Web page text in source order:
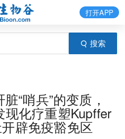
搜索
打开APP
“哨兵”的变质，
现化疗重塑Kupffer
辟免疫豁免区